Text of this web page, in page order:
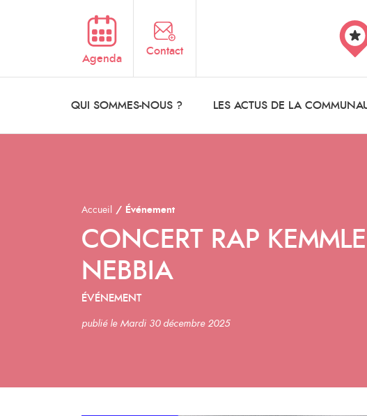
Agenda
Contact
QUI SOMMES-NOUS ? LES ACTUS DE LA
Accueil Événement
CONCERT RAP
NEBBIA
ÉVÉNEMENT
publié le Mardi 30 décembre 2025